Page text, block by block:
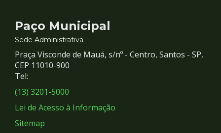
Contato
e
Redes
Sociais
Paço Municipal
Sede Administrativa
Praça Visconde de Mauá, s/nº - Centro, Santos - SP,
CEP 11010-900
Tel:
(13) 3201-5000
Lei de Acesso à Informação
Sitemap